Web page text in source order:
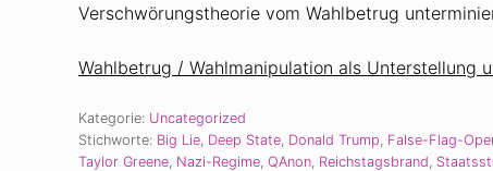
Verschwörungstheorie vom Wahlbetrug
Wahlbetrug / Wahlmanipulation als Unterstellung
Kategorie: Uncategorized
Stichworte: Big Lie Deep State Donald Trump False-Flag-
Taylor Greene Nazi-Regime QAnon Reichstagsbrand